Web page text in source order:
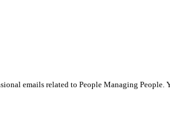
emails related to People Managing People.